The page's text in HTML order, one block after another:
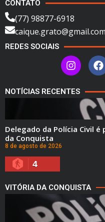
CONTATO
(77) 98877-6918
caique.grato@gmail.com
REDES SOCIAIS
NOTÍCIAS RECENTES
Delegado da Polícia Civil
da Conquista
8 de agosto de 2026
4
VITÓRIA DA CONQUISTA